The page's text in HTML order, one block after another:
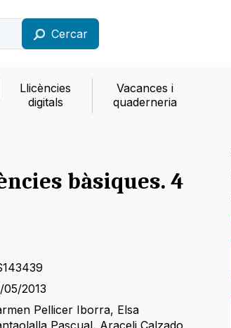
Cercar
Llicències
digitals
Vacances i
quaderneria
bàsiques. 4
05/2013
Pellicer Iborra, Elsa